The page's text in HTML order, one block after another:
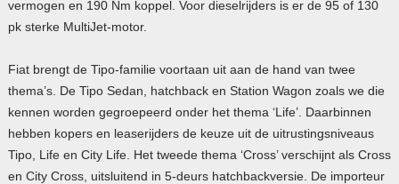
vermogen en 190 Nm koppel. Voor dieselrijders is er de 95 of 130
pk sterke MultiJet-motor.
Fiat brengt de Tipo-familie voortaan uit aan de hand van twee
thema’s. De Tipo Sedan, hatchback en Station Wagon zoals we die
kennen worden gegroepeerd onder het thema ‘Life’. Daarbinnen
hebben kopers en leaserijders de keuze uit de uitrustingsniveaus
Tipo, Life en City Life. Het tweede thema ‘Cross’ verschijnt als Cross
en City Cross, uitsluitend in 5-deurs hatchbackversie. De importeur